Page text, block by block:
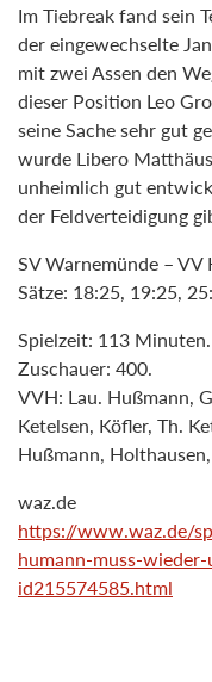
Im Tiebreak fand sein
der eingewechselte
mit zwei Assen den
dieser Position Leo
seine Sache sehr gut
wurde Libero
unheimlich gut
der Feldverteidigung
SV Warnemünde – VV
Sätze: 18:25, 19:25,
Spielzeit: 113 Minuten.
Zuschauer: 400.
VVH: Lau. Hußmann,
Ketelsen, Köfler, Th.
Hußmann,
waz.de
https://www.waz.de/
humann-muss-
id215574585.html